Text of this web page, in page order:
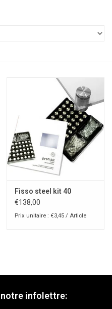
Fisso steel kit 40
€138,00
Prix unitaire : €3,45 / Article
infolettre: